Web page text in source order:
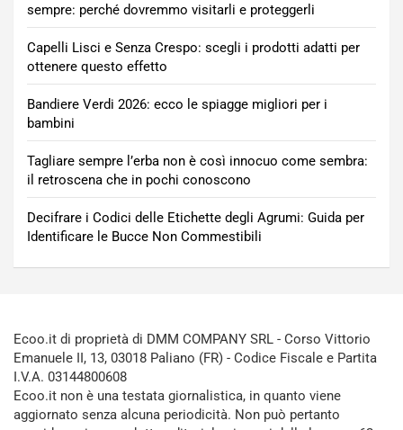
sempre: perché dovremmo visitarli e proteggerli
Capelli Lisci e Senza Crespo: scegli i prodotti adatti per
ottenere questo effetto
Bandiere Verdi 2026: ecco le spiagge migliori per i
bambini
Tagliare sempre l’erba non è così innocuo come sembra:
il retroscena che in pochi conoscono
Decifrare i Codici delle Etichette degli Agrumi: Guida per
Identificare le Bucce Non Commestibili
Ecoo.it di proprietà di DMM COMPANY SRL - Corso Vittorio
Emanuele II, 13, 03018 Paliano (FR) - Codice Fiscale e Partita
I.V.A. 03144800608
Ecoo.it non è una testata giornalistica, in quanto viene
aggiornato senza alcuna periodicità. Non può pertanto